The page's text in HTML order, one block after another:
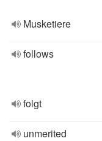
Musketiere
follows
folgt
unmerited